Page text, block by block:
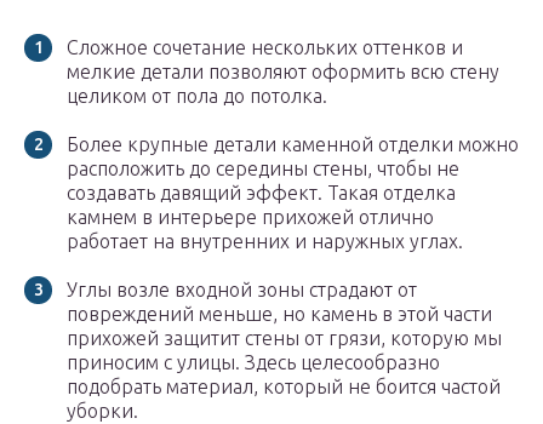
Сложное сочетание нескольких оттенков и
мелкие детали позволяют оформить всю стену
целиком от пола до потолка.
Более крупные детали каменной отделки можно
расположить до середины стены, чтобы не
создавать давящий эффект. Такая отделка
камнем в интерьере прихожей отлично
работает на внутренних и наружных углах.
Углы возле входной зоны страдают от
повреждений меньше, но камень в этой части
прихожей защитит стены от грязи, которую мы
приносим с улицы. Здесь целесообразно
подобрать материал, который не боится частой
уборки.